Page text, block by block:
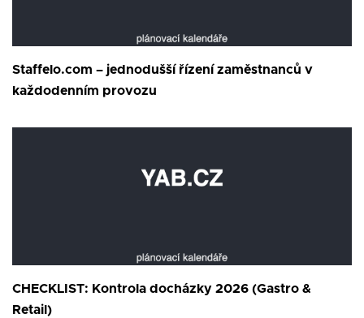
Staffelo.com – jednodušší řízení zaměstnanců v
každodenním provozu
CHECKLIST: Kontrola docházky 2026 (Gastro &
Retail)